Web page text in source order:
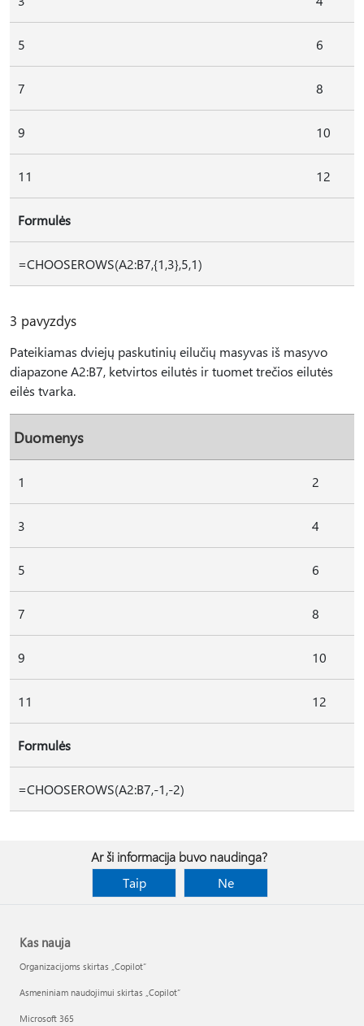
5 6
7 8
9 10
11 12
Formulės
=CHOOSEROWS(A2:B7,{1,3},5,1)
3 pavyzdys
Pateikiamas dviejų paskutinių eilučių masyvas iš masyvo
diapazone A2:B7, ketvirtos eilutės ir tuomet trečios eilutės
eilės tvarka.
Duomenys
1 2
3 4
5 6
7 8
9 10
11 12
Formulės
=CHOOSEROWS(A2:B7,-1,-2)
Ar ši informacija buvo naudinga?
Taip
Ne
Kas nauja
Organizacijoms skirtas „Copilot“
Asmeniniam naudojimui skirtas „Copilot“
Microsoft 365